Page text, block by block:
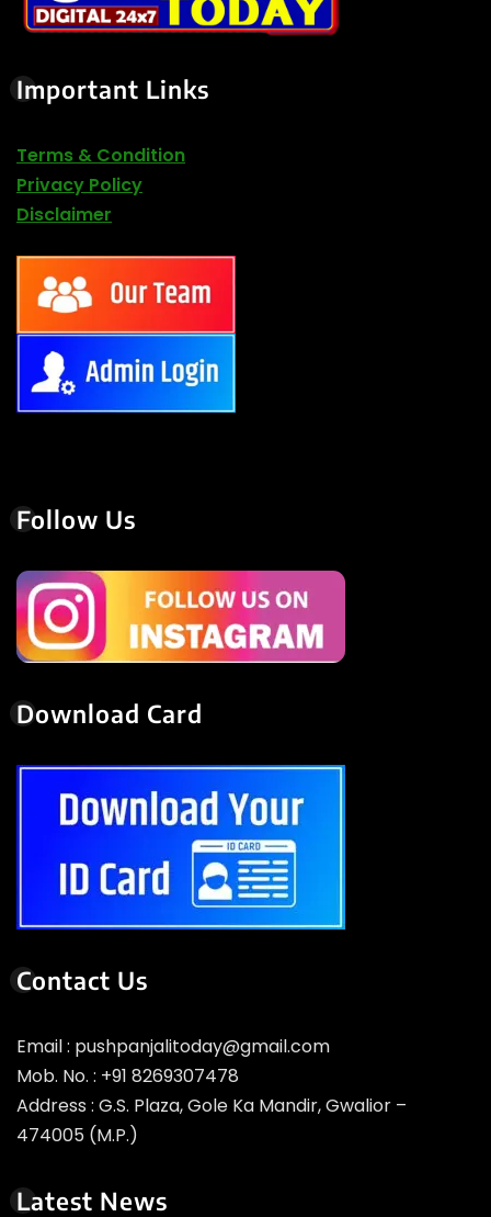
Important Links
Terms & Condition
Privacy Policy
Disclaimer
Follow Us
Download Card
Contact Us
Email : pushpanjalitoday@gmail.com
Mob. No. : +91 8269307478
Address : G.S. Plaza, Gole Ka Mandir, Gwalior –
474005 (M.P.)
Latest News